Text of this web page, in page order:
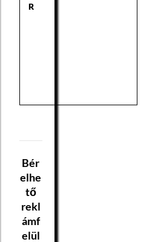
R
Bér
elhe
tő
rekl
ámf
elül